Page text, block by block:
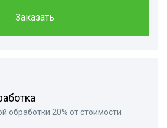
Заказать
обработки 20% от стоимости